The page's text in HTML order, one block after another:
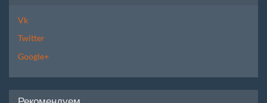
Vk
Twitter
Google+